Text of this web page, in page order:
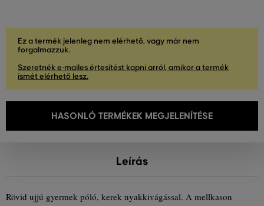
Ez a termék jelenleg nem elérhető, vagy már nem
forgalmazzuk.
Szeretnék e-mailes értesítést kapni arról, amikor a termék
ismét elérhető lesz.
HASONLÓ TERMÉKEK MEGJELENÍTÉSE
Leírás
Rövid ujjú gyermek póló, kerek nyakkivágással. A mellkason